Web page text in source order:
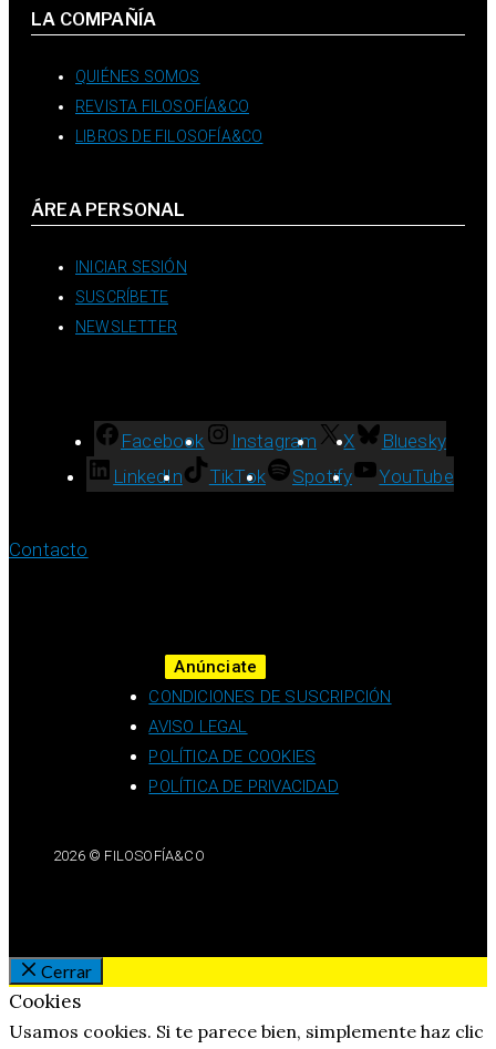
LA COMPAÑÍA
QUIÉNES SOMOS
REVISTA FILOSOFÍA&CO
LIBROS DE FILOSOFÍA&CO
ÁREA PERSONAL
INICIAR SESIÓN
SUSCRÍBETE
NEWSLETTER
Facebook Instagram X
Bluesky
LinkedIn
TikTok Spotify YouTube
Contacto
Anúnciate
CONDICIONES DE SUSCRIPCIÓN
AVISO LEGAL
POLÍTICA DE COOKIES
POLÍTICA DE PRIVACIDAD
2026 © FILOSOFÍA&CO
Cerrar
Cookies
Usamos cookies. Si te parece bien, simplemente haz clic